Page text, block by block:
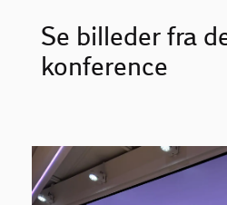
Se billeder fra
konference